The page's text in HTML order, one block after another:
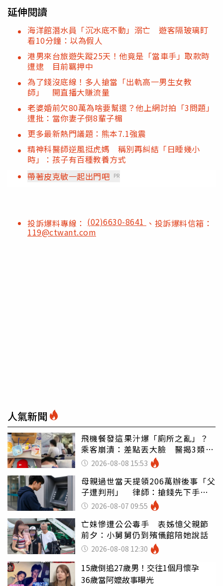
延伸閱讀
海洋館潛水員「沉水底不動」溺亡 遊客隔玻璃盯
看10分鐘：以為假人
港男來台旅遊失蹤25天！他竟是「當車手」取款時
遭逮 目前羈押中
為了錢沒底線！多人搶當「出軌高一男生女教
師」 開直播大賺流量
老婆婚前欠80萬為啥要幫還？他上網討拍「3問題」
遭批：當你妻子倒8輩子楣
更多最新熱門議題：熊本7.1強震
精神科醫師逆風挺虎媽 稱別再糾結「日睡幾小
時」：孩子有百種教養方式
帶著皮克敏一起出門吧 PR
投訴爆料專線： (02)6630-8641 、投訴爆料信箱：
119@ctwant.com
人氣新聞
飛機餐發這果汁爆「廁所之亂」？
乘客崩潰：差點丟大臉 醫揭3類人
別亂喝
2026-08-08 15:53
母親過世當天提領206萬辦後事「父
子遭判刑」 律師：搶錢先下手是
罪 2026-08-07 09:55
亡妹慘遭公公毒手 表姊憶父親節
前夕：小舅舅仍到殯儀館陪她說話
2026-08-08 12:30
15歲倒追27歲男！交往1個月懷孕
36歲當阿嬤故事曝光